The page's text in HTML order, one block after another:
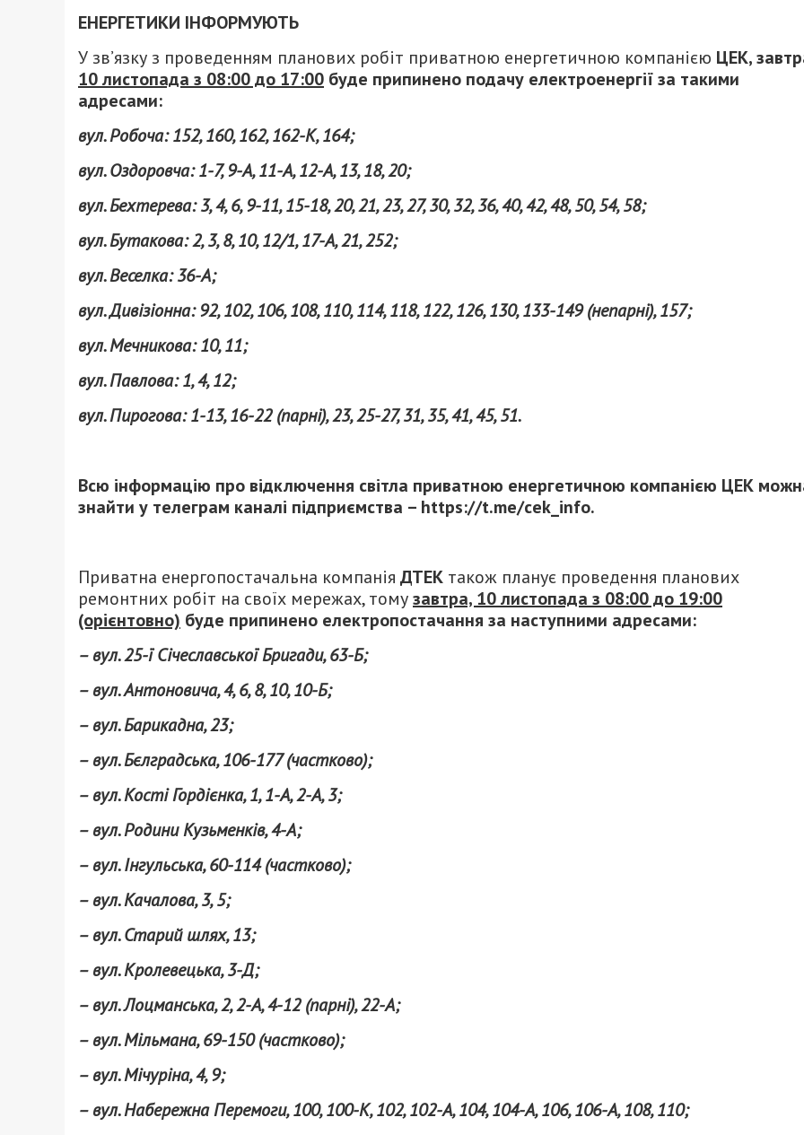
ЕНЕРГЕТИКИ ІНФОРМУЮТЬ
У зв’язку з проведенням планових робіт приватною енергетичною компанією ЦЕК,
10 листопада з 08:00 до 17:00 буде припинено подачу електроенергії за такими
адресами:
вул. Робоча: 152, 160, 162, 162-К, 164;
вул. Оздоровча: 1-7, 9-А, 11-А, 12-А, 13, 18, 20;
вул. Бехтерева: 3, 4, 6, 9-11, 15-18, 20, 21, 23, 27, 30, 32, 36, 40, 42, 48, 50, 54, 58;
вул. Бутакова: 2, 3, 8, 10, 12/1, 17-А, 21, 252;
вул. Веселка: 36-А;
вул. Дивізіонна: 92, 102, 106, 108, 110, 114, 118, 122, 126, 130, 133-149 (непарні), 157;
вул. Мечникова: 10, 11;
вул. Павлова: 1, 4, 12;
вул. Пирогова: 1-13, 16-22 (парні), 23, 25-27, 31, 35, 41, 45, 51.
Всю інформацію про відключення світла приватною енергетичною компанією ЦЕК
знайти у телеграм каналі підприємства – https://t.me/cek_info.
Приватна енергопостачальна компанія ДТЕК також планує проведення планових
ремонтних робіт на своїх мережах, томузавтра, 10 листопада з 08:00 до 19:00
(орієнтовно) буде припинено електропостачання за наступними адресами:
– вул. 25-ї Січеславської Бригади, 63-Б;
– вул. Антоновича, 4, 6, 8, 10, 10-Б;
– вул. Барикадна, 23;
– вул. Бєлградська, 106-177 (частково);
– вул. Кості Гордієнка, 1, 1-А, 2-А, 3;
– вул. Родини Кузьменків, 4-А;
– вул. Інгульська, 60-114 (частково);
– вул. Качалова, 3, 5;
– вул. Старий шлях, 13;
– вул. Кролевецька, 3-Д;
– вул. Лоцманська, 2, 2-А, 4-12 (парні), 22-А;
– вул. Мільмана, 69-150 (частково);
– вул. Мічуріна, 4, 9;
– вул. Набережна Перемоги, 100, 100-К, 102, 102-А, 104, 104-А, 106, 106-А, 108, 110;